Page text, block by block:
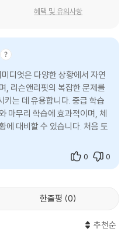
반영한 ‘스텝별 문제풀이 전
할 수 있는 답안 작성 전략을 체계
학습하고, ‘Hackers Test(실전
능력을 효과적으로 강화할 수 있
Test(실전모의고사)’를 통
립트+해석+어휘]를 포함한 상
밍 예시'를 통해 효율적으로 답변
혜택 및 유의사항
디엇은 다양한 상황에서 자연
, 리슨앤리핏의 복잡한 문제를
는 데 유용합니다. 중급 학습
마무리 학습에 효과적이며, 체
에 대비할 수 있습니다. 처음 토
중간 난이도
0 0
한줄평 0
추천순